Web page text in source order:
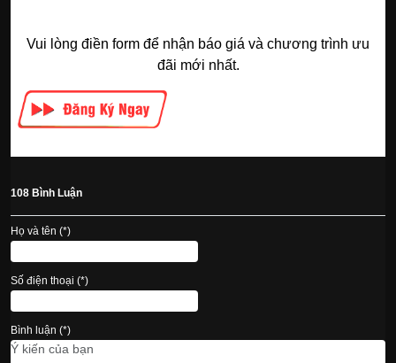
Vui lòng điền form để nhận báo giá và chương trình ưu
đãi mới nhất.
108 Bình Luận
Họ và tên (*)
Số điện thoại (*)
Bình luận (*)